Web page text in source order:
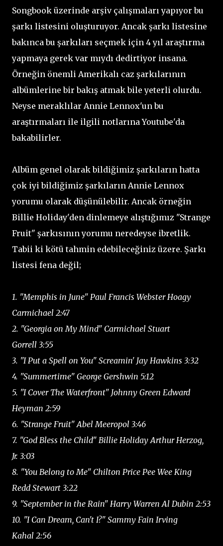
Songbook üzerinde arşiv çalışmaları yapıyor bu
şarkı listesini oluşturuyor. Ancak şarkı listesine
bakınca bu şarkıları seçmek için 4 yıl araştırma
yapmaya gerek var mıydı dedirtiyor insana.
Örneğin önemli Amerikalı caz şarkılarının
albümlerine bir bakış atmak bile yeterli olurdu.
Neyse meraklılar Annie Lennox'un bu
araştırmaları ile ilgili notlarına Youtube'da
bakabilirler.
Albüm genel olarak bildiğimiz şarkıların hatta
çok iyi bildiğimiz şarkıların Annie Lennox
yorumu olarak düşünülebilir. Ancak örneğin
Billie Holiday'den dinlemeye alıştığımız "Strange
Fruit" şarkısının yorumu neredeyse ibretlik.
Tabii ki kötü tahmin edebileceğiniz üzere. Şarkı
listesi fena değil;
1. "Memphis in June" Paul Francis Webster Hoagy
Carmichael 2:47
2. "Georgia on My Mind" Carmichael Stuart
Gorrell 3:55
3. "I Put a Spell on You" Screamin' Jay Hawkins 3:32
4. "Summertime" George Gershwin 5:12
5. "I Cover The Waterfront" Johnny Green Edward
Heyman 2:59
6. "Strange Fruit" Abel Meeropol 3:46
7. "God Bless the Child" Billie Holiday Arthur Herzog,
Jr. 3:03
8. "You Belong to Me" Chilton Price Pee Wee King
Redd Stewart 3:22
9. "September in the Rain" Harry Warren Al Dubin 2:53
10. "I Can Dream, Can't I?" Sammy Fain Irving
Kahal 2:56